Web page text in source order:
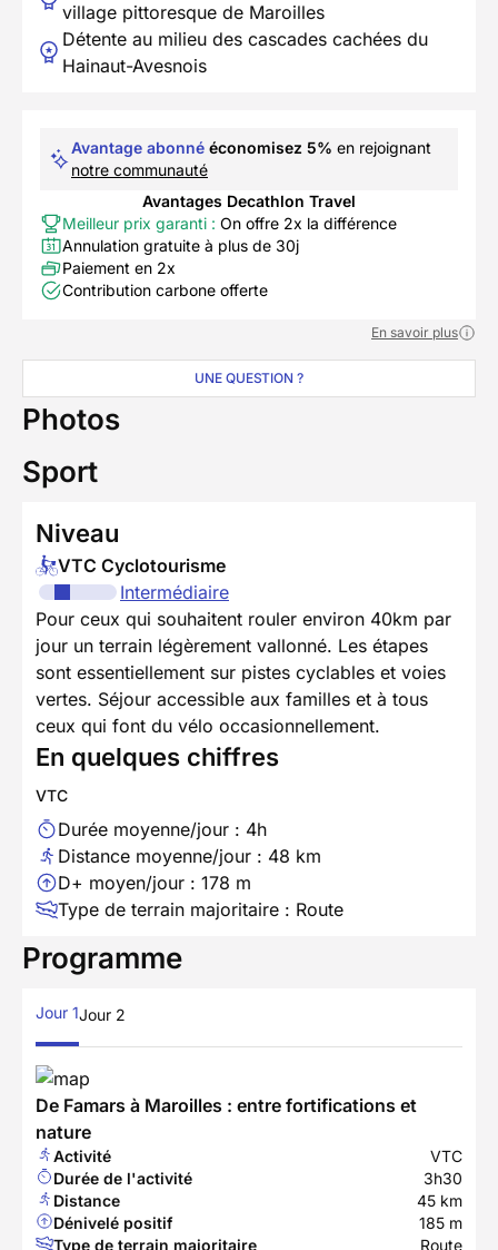
village pittoresque de Maroilles
Détente au milieu des cascades cachées du
Hainaut-Avesnois
Avantage abonné économisez 5% en rejoignant
notre communauté
Avantages Decathlon Travel
Meilleur prix garanti : On offre 2x la différence
Annulation gratuite à plus de 30j
Paiement en 2x
Contribution carbone offerte
En savoir plus
UNE QUESTION ?
Photos
Sport
Niveau
VTC Cyclotourisme
Intermédiaire
Pour ceux qui souhaitent rouler environ 40km par
jour un terrain légèrement vallonné. Les étapes
sont essentiellement sur pistes cyclables et voies
vertes. Séjour accessible aux familles et à tous
ceux qui font du vélo occasionnellement.
En quelques chiffres
VTC
Durée moyenne/jour : 4h
Distance moyenne/jour : 48 km
D+ moyen/jour : 178 m
Type de terrain majoritaire : Route
Programme
Jour 1Jour 2
De Famars à Maroilles : entre fortifications et
nature
Activité
VTC
Durée de l'activité
3h30
Distance
45 km
Dénivelé positif
185 m
Type de terrain majoritaire
Route